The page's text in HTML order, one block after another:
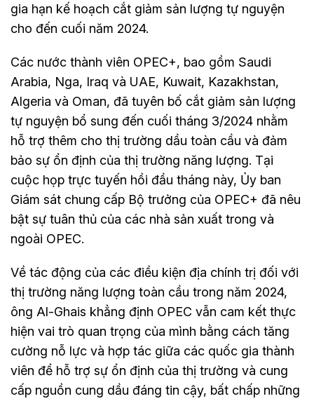
gia hạn kế hoạch cắt giảm sản lượng tự nguyện
cho đến cuối năm 2024.
Các nước thành viên OPEC+, bao gồm Saudi
Arabia, Nga, Iraq và UAE, Kuwait, Kazakhstan,
Algeria và Oman, đã tuyên bố cắt giảm sản lượng
tự nguyện bổ sung đến cuối tháng 3/2024 nhằm
hỗ trợ thêm cho thị trường dầu toàn cầu và đảm
bảo sự ổn định của thị trường năng lượng. Tại
cuộc họp trực tuyến hồi đầu tháng này, Ủy ban
Giám sát chung cấp Bộ trưởng của OPEC+ đã nêu
bật sự tuân thủ của các nhà sản xuất trong và
ngoài OPEC.
Về tác động của các điều kiện địa chính trị đối với
thị trường năng lượng toàn cầu trong năm 2024,
ông Al-Ghais khẳng định OPEC vẫn cam kết thực
hiện vai trò quan trọng của mình bằng cách tăng
cường nỗ lực và hợp tác giữa các quốc gia thành
viên để hỗ trợ sự ổn định của thị trường và cung
cấp nguồn cung dầu đáng tin cậy, bất chấp những